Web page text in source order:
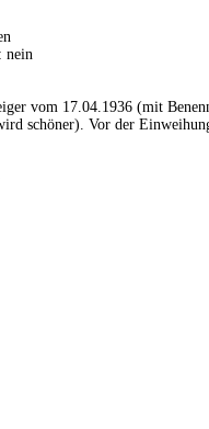
nein
vom 17.04.1936 (mit
schöner). Vor der